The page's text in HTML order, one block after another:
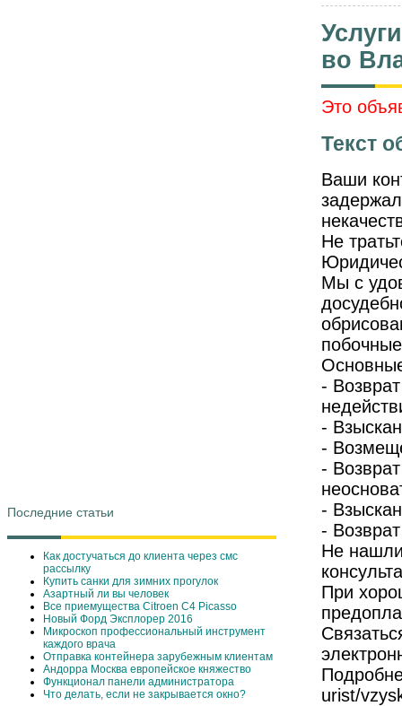
Последние статьи
Как достучаться до клиента через смс
рассылку
Купить санки для зимних прогулок
Азартный ли вы человек
Все приемущества Сitroen C4 Picasso
Новый Форд Эксплорер 2016
Микроскоп профессиональный инструмент
каждого врача
Отправка контейнера зарубежным клиентам
Андорра Москва европейское княжество
Функционал панели администратора
Что делать, если не закрывается окно?
во
Это
Текст
Ваши
Не
Мы с
-
-
-
-
-
-
Не
При
urist/